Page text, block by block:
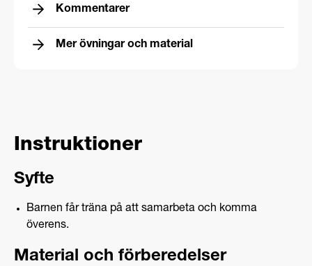
Kommentarer
Mer övningar och material
Instruktioner
Syfte
Barnen får träna på att samarbeta och komma
överens.
Material och förberedelser